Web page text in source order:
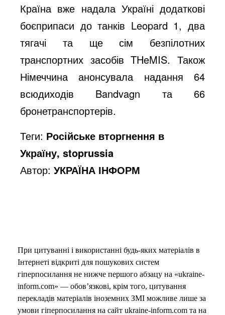
Країна вже надала Україні додаткові
боєприпаси до танків Leopard 1, два
тягачі та ще сім безпілотних
транспортних засобів THeMIS. Також
Німеччина анонсувала надання 64
всюдиходів Bandvagn та 66
бронетранспортерів.
Теги: Російське вторгнення в
Україну, stoprussia
Автор:УКРАЇНА ІНФОРМ
При цитуванні і використанні будь-яких матеріалів в
Інтернеті відкриті для пошукових систем
гіперпосилання не нижче першого абзацу на «ukraine-
inform.com» — обов’язкові, крім того, цитування
перекладів матеріалів іноземних ЗМІ можливе лише за
умови гіперпосилання на сайт ukraine-inform.com та на